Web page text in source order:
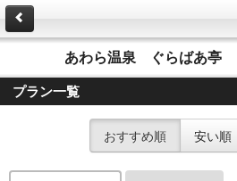
あわら温泉 ぐらばあ亭
プラン一覧
おすすめ順 安い順